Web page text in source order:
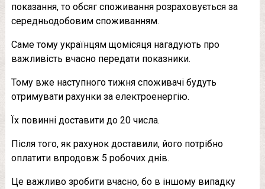
показання, то обсяг споживання розраховується за
середньодобовим споживанням.
Саме тому українцям щомісяця нагадують про
важливість вчасно передати показники.
Тому вже наступного тижня споживачі будуть
отримувати рахунки за електроенергію.
Їх повинні доставити до 20 числа.
Після того, як рахунок доставили, його потрібно
оплатити впродовж 5 робочих днів.
Це важливо зробити вчасно, бо в іншому випадку